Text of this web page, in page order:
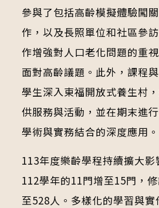
參與了包括高齡模擬體驗闖
作，以及長照單位和社區參
作增強對人口老化問題的重
面對高齡議題。此外，課程
學生深入東福開放式養生村
供服務與活動，並在期末進
學術與實務結合的深度應用。
113年度樂齡學程持續擴大
112學年的11門增至15門，
至528人。多樣化的學習與